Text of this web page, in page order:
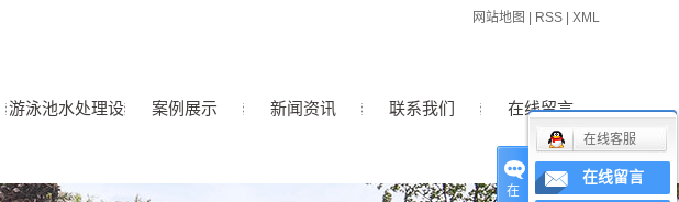
网站地图 RSS XML
游泳池水处理设
水处理循环净化设备
案例展示 新闻资讯 联系我们 在线留言
在
在线客服
在线留言